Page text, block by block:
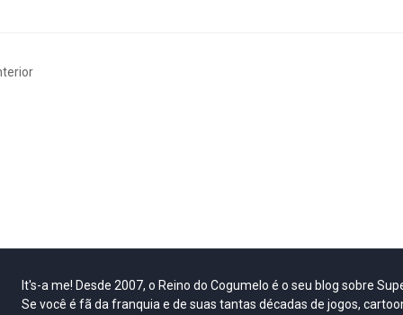
It's-a me! Desde 2007, o Reino do Cogumelo é o seu blog sobre
Se você é fã da franquia e de suas tantas décadas de jogos,